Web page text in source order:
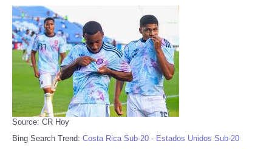
Source: CR Hoy
Bing Search Trend: Costa Rica Sub-20 - Estados Unidos Sub-20